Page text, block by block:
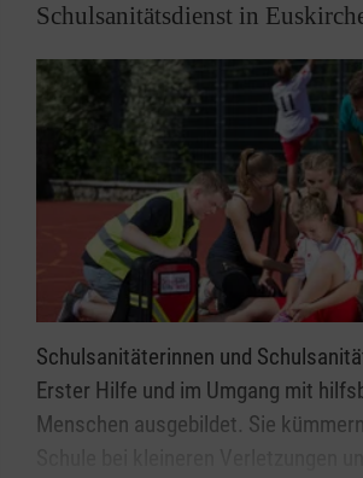
Schulsanitätsdienst in
Schulsanitäterinnen und
Erster Hilfe und im Umgang mit
Menschen ausgebildet. Sie